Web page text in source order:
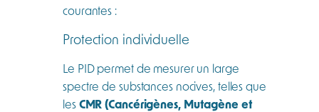
courantes :
Protection individuelle
Le PID permet de mesurer un large
spectre de substances nocives, telles que
les CMR (Cancérigènes, Mutagène et